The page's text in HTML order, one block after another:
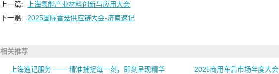
上一篇:
上海氢能产业材料创新与应用大会
下一篇:
2025国际香菇供应链大会-济南速记
相关推荐
上海速记服务 —— 精准捕捉每一刻，即刻呈现精华
2025商用车后市场年度大会